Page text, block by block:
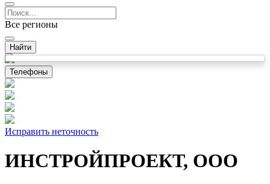
Все регионы
Найти
Телефоны
Исправить неточность
ИНСТРОЙПРОЕКТ, ООО